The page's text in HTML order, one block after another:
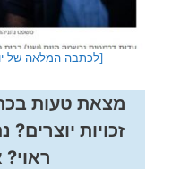
[לכתבה המלאה של
מצאת טעות
זכויות
ראוי?